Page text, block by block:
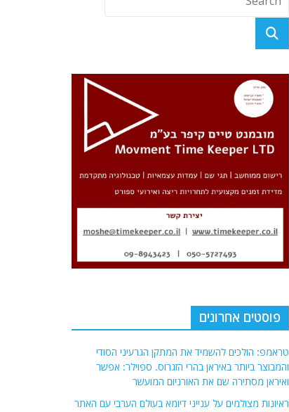
פוסטים אחרונים
טראמפ: הולכים להשמיד את המתקן הגרעיני הסודי
והמבוצר ביותר באיראן בהרי הזגרוס. ספוילר: אפשר
ואיראן מסתירה שם את האורניום המועשר
ראיונות מצולמים על ענייני דיומא בעולם הערבי עם האתר